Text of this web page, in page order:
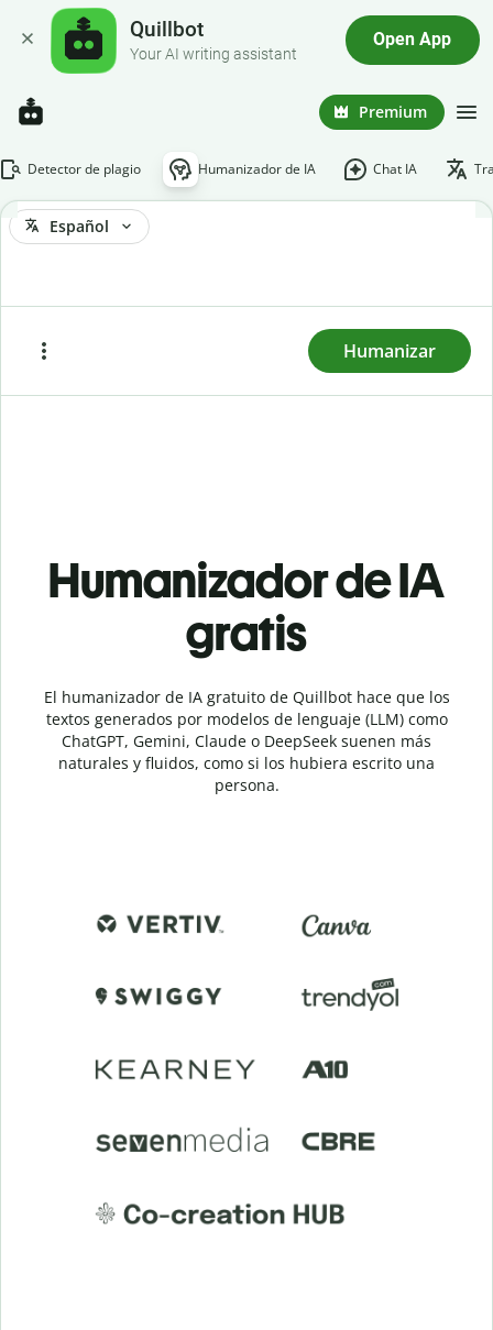
Quillbot
Your AI writing assistant
Open App
Premium
Detector de plagio Humanizador de IA Chat IA
Español
Humanizar
Humanizador de IA
gratis
El humanizador de IA gratuito de Quillbot hace que los
textos generados por modelos de lenguaje (LLM) como
ChatGPT, Gemini, Claude o DeepSeek suenen más
naturales y fluidos, como si los hubiera escrito una
persona.